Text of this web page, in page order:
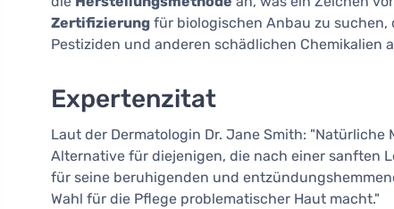
Zertifizierung für biologischen Anbau zu suchen,
Pestiziden und anderen schädlichen Chemikalien
Expertenzitat
Laut der Dermatologin Dr. Jane Smith:
Alternative für diejenigen, die nach einer sanften
für seine beruhigenden und
Wahl für die Pflege problematischer Haut macht."